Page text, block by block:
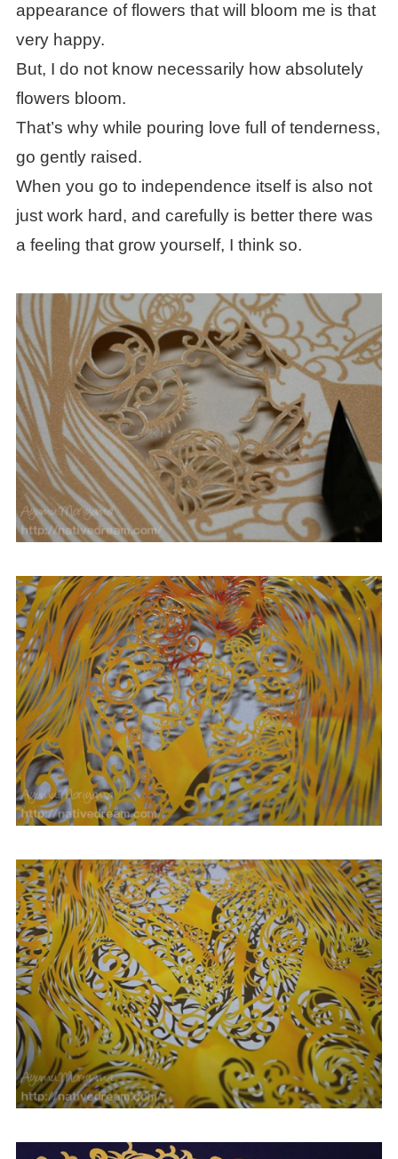
appearance of flowers that will bloom me is that
very happy.
But, I do not know necessarily how absolutely
flowers bloom.
That’s why while pouring love full of tenderness,
go gently raised.
When you go to independence itself is also not
just work hard, and carefully is better there was
a feeling that grow yourself, I think so.